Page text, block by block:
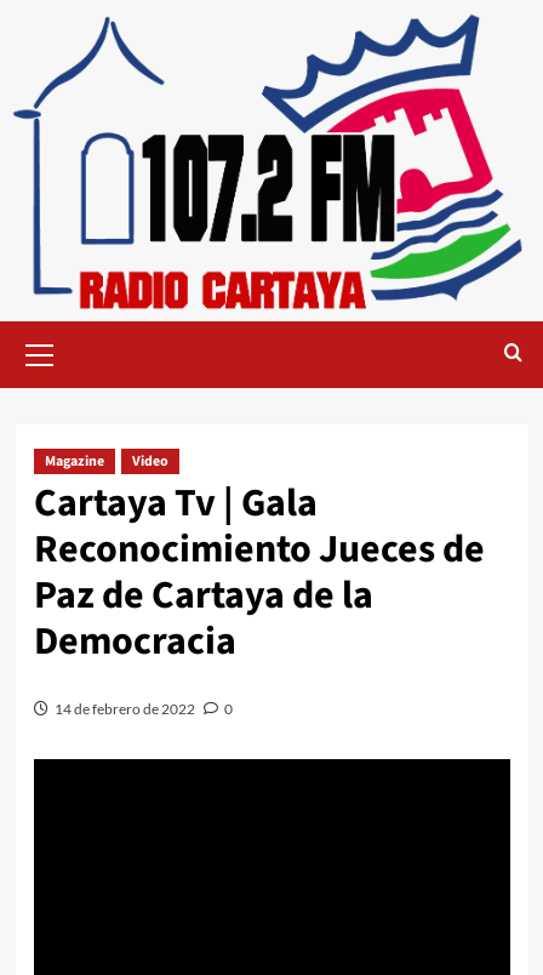
Magazine Video
Cartaya Tv | Gala
Reconocimiento Jueces de
Paz de Cartaya de la
Democracia
14 de febrero de 2022 0